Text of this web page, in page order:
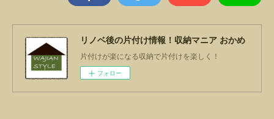
リノベ後の片付け情報！収納マニア おかめ
片付けが楽になる収納で片付けを楽しく！
フォロー